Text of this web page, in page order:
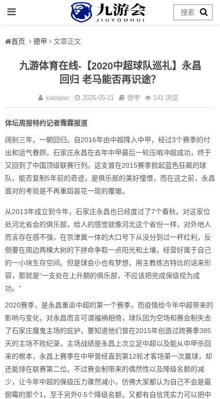
首页 德甲 文章正文
九游体育在线-【2020中超球队巡礼】永昌
回归 老马能否再识途？
xiaoqiao 2026-05-11 德甲 141 浏览
体坛周报特约记者霈霖报道
阔别三年，一朝回归。自2016年由中超降入中甲，经过3个赛季的付
出和运气眷顾，石家庄永昌在去年中甲最后一轮压哨冲超成功，终于
又回到了中国顶级联赛行列。这支曾在2015赛季掀起蓝色狂飙的球
队，能否复制5年前的奇迹，是俱乐部的美好憧憬，而在这之前，永昌
面对的考验是不再重蹈昙花一现的覆辙。
从2013年成立到今年，石家庄永昌也已经度过了7个春秋。对这家位
处河北省会的俱乐部，给人的感觉就像河北这个省份一样，对外地人
而言存在感不强，在京津冀一体的大口号下从没分到过一杯红利，反
倒要在周边两棵大树的下拼命争取一点阳光和土壤，经营好属于自己
的一小块生存空间。但是球会小也有梦想，用主教练古特比的话来形
容，那就是“一支处在上升期的俱乐部，不应该把完成保级视为成
功。”
2020赛季，是永昌重返中超的第一个赛季，而疫情给今年中超带来的
影响与变化，对永昌而言可谓福祸相倚，球队因为空场和赛会制失去
了石家庄魔鬼主场的庇护，要知道他们曾在2015年创造过跨赛季385
天的主场不败纪录，主场战绩是永昌上次立足中超以及能从中甲杀回
来的根本，永昌上赛季在中甲曾经直到第12轮才客场第一次赢球，却
还能排在联赛第二位。不过赛会制带来的偶然性以及降级名额的减
少，让今年中超的保级压力骤然减小，仿佛大家都认为自己不会是最
倒霉的那个1，至于另外0.5个降级名额，又都有自信凭实力可以把中